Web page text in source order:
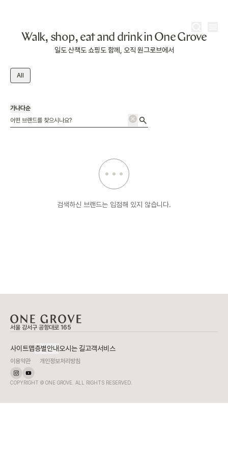
KR
Walk, shop, eat and drink in One Grove
일도 산책도 쇼핑도 함께, 오직 원그로브에서
All
가나다순
검색하신 브랜드는 입점해 있지 않습니다.
서울 강서구 공항대로 165
사이트맵층별안내오시는 길고객서비스
이용약관 개인정보처리방침
COPYRIGHT © ONE GROVE. ALL RIGHTS RESERVED.